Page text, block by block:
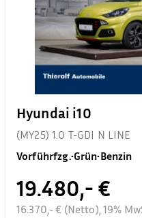
Hyundai i10
(MY25) 1.0 T-GDI N LINE
Vorführfzg.•Grün•Benzin
19.480,- €
16.370,- € (Netto), 19%